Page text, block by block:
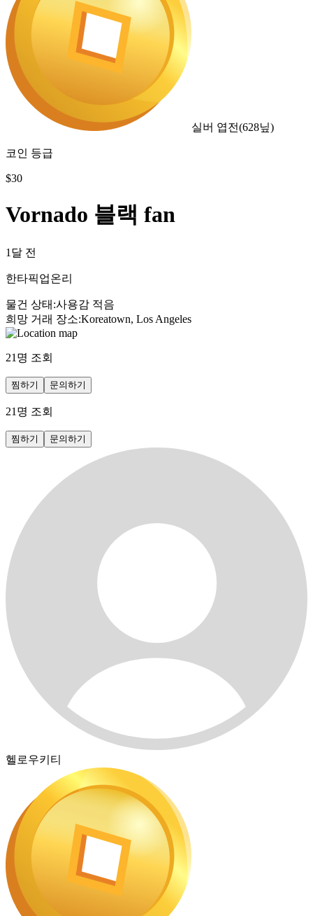
실버 엽전(628닢)
코인 등급
$30
Vornado 블랙 fan
1달 전
한타픽업온리
물건 상태 :사용감 적음
희망 거래 장소:Koreatown, Los Angeles
21 명 조회
찜하기 문의하기
21 명 조회
찜하기 문의하기
헬로우키티